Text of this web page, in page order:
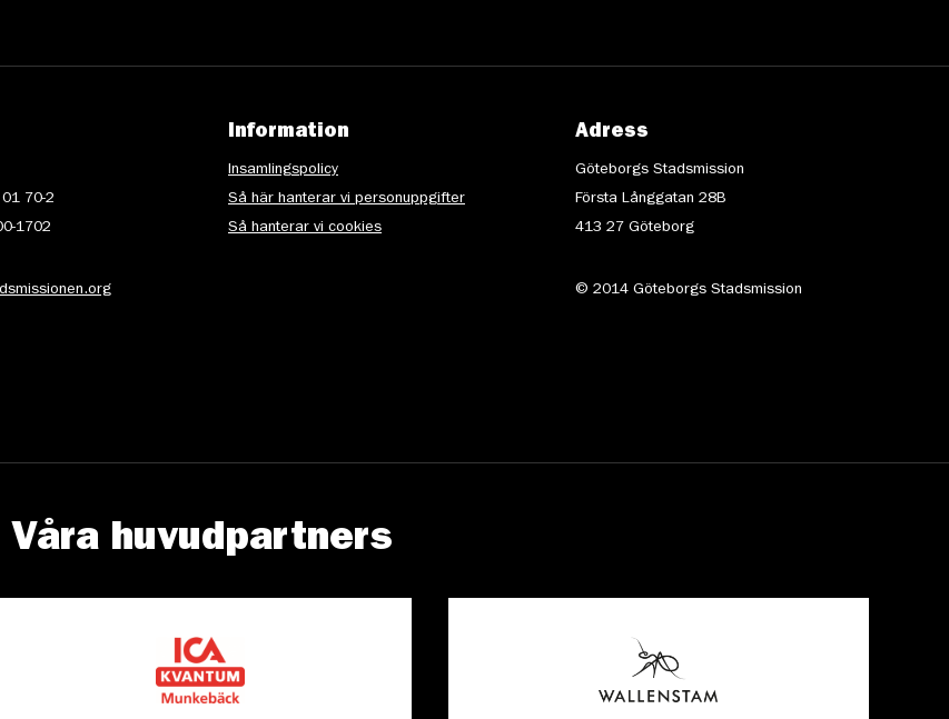
70-2
1702
Information
Insamlingspolicy
Så här hanterar vi personuppgifter
Så hanterar vi cookies
Adress
Göteborgs Stadsmission
Första Långgatan 28B
413 27 Göteborg
© 2014 Göteborgs Stadsmission
Våra huvudpartners